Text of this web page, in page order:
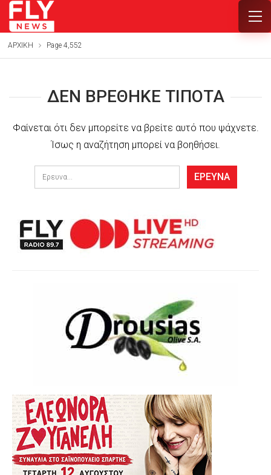
ΑΡΧΙΚΗ Page 4,552
ΔΕΝ ΒΡΈΘΗΚΕ ΤΊΠΟΤΑ
Φαίνεται ότι δεν μπορείτε να βρείτε αυτό που ψάχνετε.
Ίσως η αναζήτηση μπορεί να βοηθήσει.